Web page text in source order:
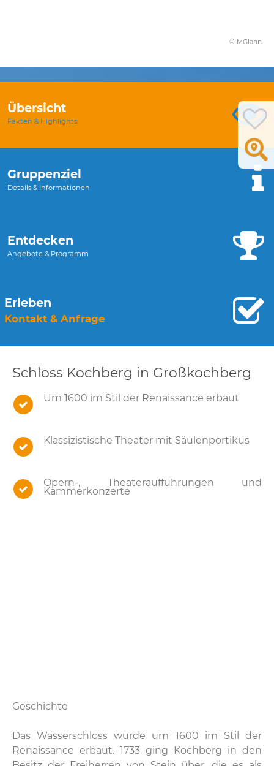
© MGlahn
Übersicht
Fakten & Highlights
Gruppenziel
Details & Informationen
Entdecken
Angebote & Programm
Erleben
Kontakt & Anfrage
Schloss Kochberg in Großkochberg
Um 1600 im Stil der Renaissance erbaut
Klassizistische Theater mit Säulenportikus
Opern-, Theateraufführungen und
Kammerkonzerte
Geschichte
Das Wasserschloss wurde um 1600 im Stil der
Renaissance erbaut. 1733 ging Kochberg in den